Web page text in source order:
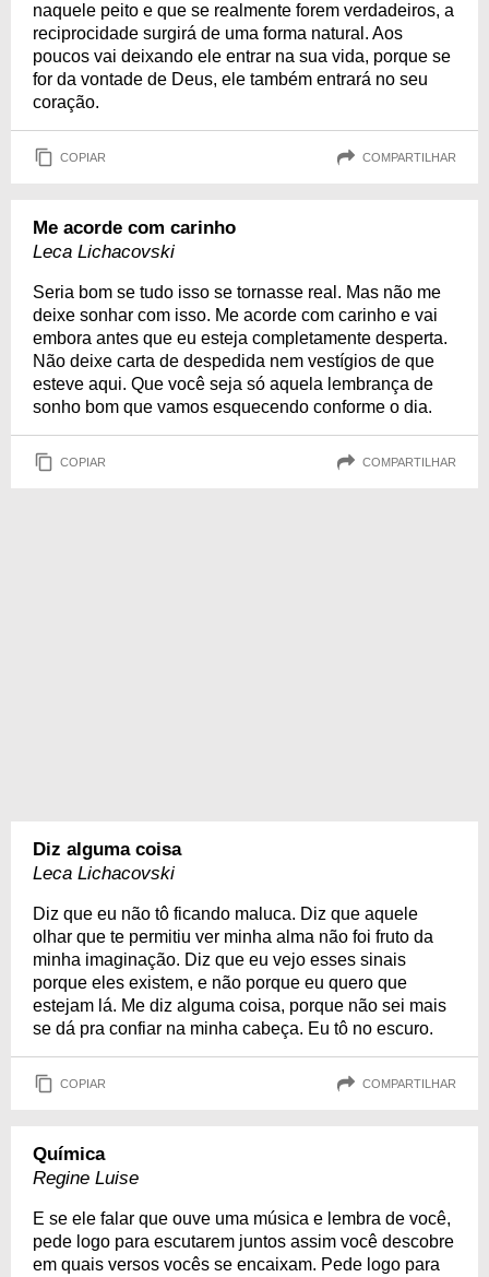
naquele peito e que se realmente forem verdadeiros, a
reciprocidade surgirá de uma forma natural. Aos
poucos vai deixando ele entrar na sua vida, porque se
for da vontade de Deus, ele também entrará no seu
coração.
COPIAR COMPARTILHAR
Me acorde com carinho
Leca Lichacovski
Seria bom se tudo isso se tornasse real. Mas não me
deixe sonhar com isso. Me acorde com carinho e vai
embora antes que eu esteja completamente desperta.
Não deixe carta de despedida nem vestígios de que
esteve aqui. Que você seja só aquela lembrança de
sonho bom que vamos esquecendo conforme o dia.
COPIAR COMPARTILHAR
Diz alguma coisa
Leca Lichacovski
Diz que eu não tô ficando maluca. Diz que aquele
olhar que te permitiu ver minha alma não foi fruto da
minha imaginação. Diz que eu vejo esses sinais
porque eles existem, e não porque eu quero que
estejam lá. Me diz alguma coisa, porque não sei mais
se dá pra confiar na minha cabeça. Eu tô no escuro.
COPIAR COMPARTILHAR
Química
Regine Luise
E se ele falar que ouve uma música e lembra de você,
pede logo para escutarem juntos assim você descobre
em quais versos vocês se encaixam. Pede logo para